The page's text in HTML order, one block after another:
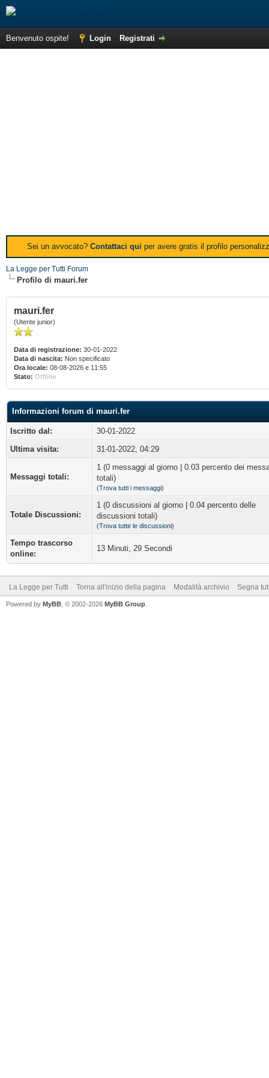
Benvenuto ospite! Login Registrati
Sei un avvocato? Contattaci qui per avere gratis il profilo
La Legge per Tutti Forum
Profilo di mauri.fer
mauri.fer
(Utente junior)
Data di registrazione: 30-01-2022
Data di nascita: Non specificato
Ora locale: 08-08-2026 e 11:55
Stato: Offline
Informazioni forum di mauri.fer
Iscritto dal:
30-01-2022
Ultima visita:
31-01-2022, 04:29
Messaggi totali:
1 (0 messaggi al giorno | 0.03 percento dei
totali)
(Trova tutti i messaggi)
Totale Discussioni:
1 (0 discussioni al giorno | 0.04 percento delle
discussioni totali)
(Trova tutte le discussioni)
Tempo trascorso
online:
13 Minuti, 29 Secondi
La Legge per Tutti Torna all'inizio della pagina Modalità archivio Segna
Powered by MyBB , © 2002-2026 MyBB Group